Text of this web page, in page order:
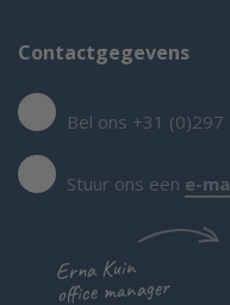
Erna Kuin
office manager
Contactgegevens
Bel ons +31
Stuur ons een e-